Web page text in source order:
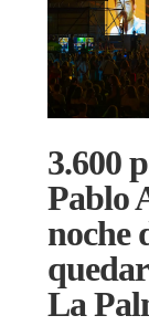
3.600
Pablo
noche
La